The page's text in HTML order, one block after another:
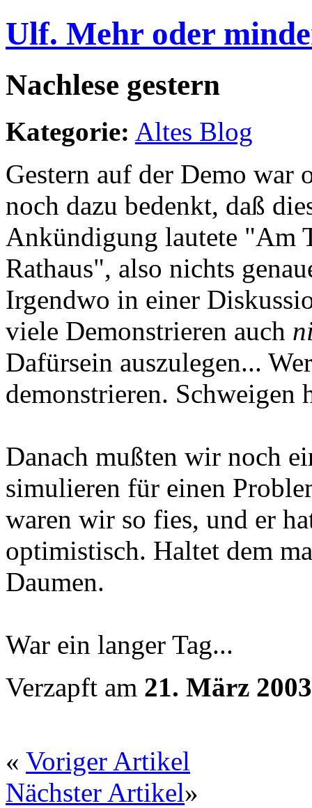
Ulf. Mehr oder
Nachlese gestern
Kategorie: Altes Blog
Gestern auf der Demo war
noch dazu bedenkt, daß
Ankündigung lautete "Am
Rathaus", also nichts
Irgendwo in einer
viele Demonstrieren auch
Dafürsein auszulegen...
demonstrieren. Schweigen
Danach mußten wir noch
simulieren für einen
waren wir so fies, und er
optimistisch. Haltet dem
Daumen.
War ein langer Tag...
Verzapft am 21. März 2003
« Voriger Artikel
Nächster Artikel»